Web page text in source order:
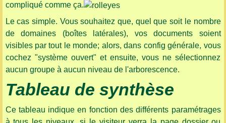
compliqué comme ça.
Le cas simple. Vous souhaitez que, quel que soit le nombre
de domaines (boîtes latérales), vos documents soient
visibles par tout le monde; alors, dans config générale, vous
cochez "système ouvert" et ensuite, vous ne sélectionnez
aucun groupe à aucun niveau de l'arborescence.
Tableau de synthèse
Ce tableau indique en fonction des différents paramétrages